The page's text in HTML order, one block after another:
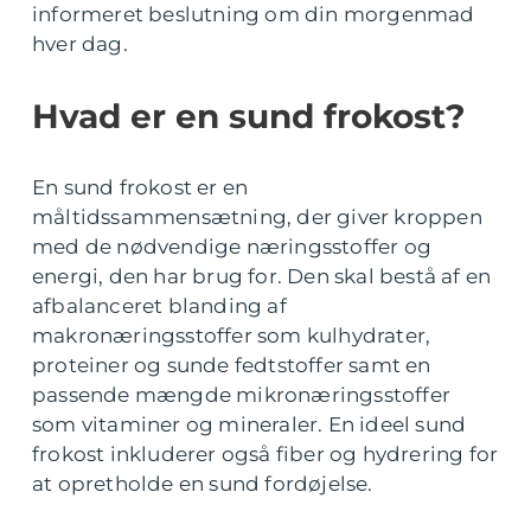
informeret beslutning om din morgenmad
hver dag.
Hvad er en sund frokost?
En sund frokost er en
måltidssammensætning, der giver kroppen
med de nødvendige næringsstoffer og
energi, den har brug for. Den skal bestå af en
afbalanceret blanding af
makronæringsstoffer som kulhydrater,
proteiner og sunde fedtstoffer samt en
passende mængde mikronæringsstoffer
som vitaminer og mineraler. En ideel sund
frokost inkluderer også fiber og hydrering for
at opretholde en sund fordøjelse.